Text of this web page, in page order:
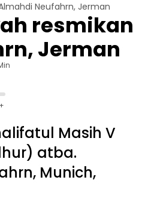
Neufahrn, Jerman
resmikan
Jerman
Masih V
atba.
Munich,